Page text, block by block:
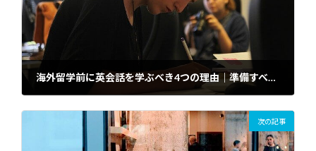
海外留学前に英会話を学ぶべき4つの理由｜準備すべきことも紹介
次の記事